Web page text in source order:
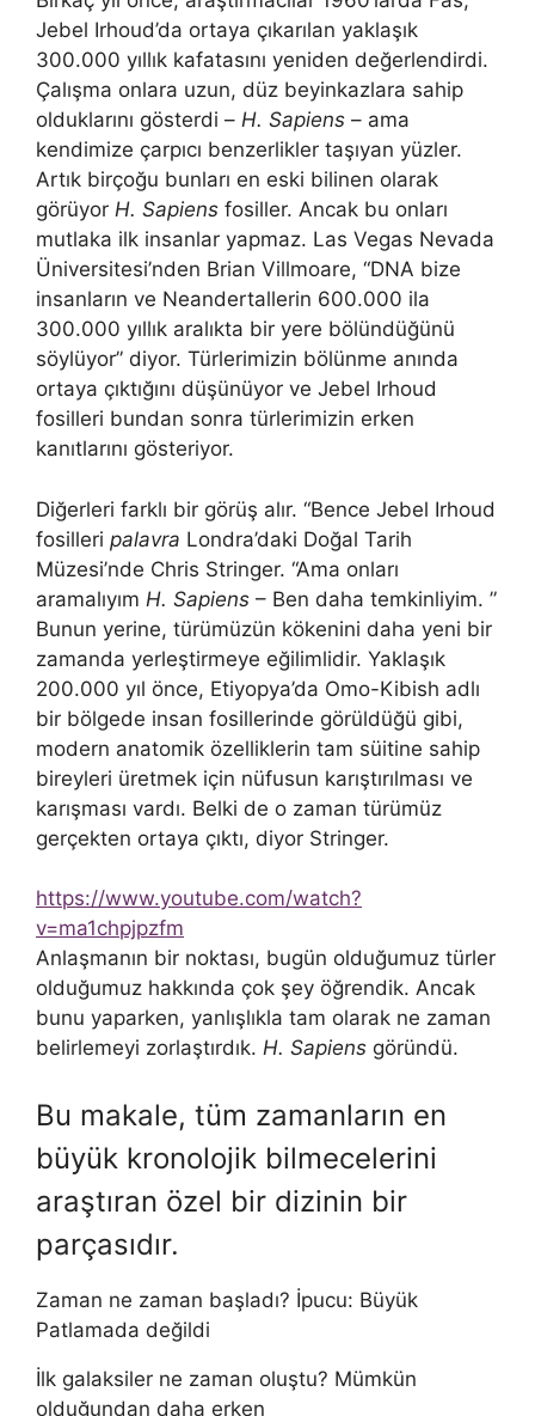
Jebel Irhoud’da ortaya çıkarılan yaklaşık
300.000 yıllık kafatasını yeniden değerlendirdi.
Çalışma onlara uzun, düz beyinkazlara sahip
olduklarını gösterdi – H. Sapiens – ama
kendimize çarpıcı benzerlikler taşıyan yüzler.
Artık birçoğu bunları en eski bilinen olarak
görüyor H. Sapiens fosiller. Ancak bu onları
mutlaka ilk insanlar yapmaz. Las Vegas Nevada
Üniversitesi’nden Brian Villmoare, “DNA bize
insanların ve Neandertallerin 600.000 ila
300.000 yıllık aralıkta bir yere bölündüğünü
söylüyor” diyor. Türlerimizin bölünme anında
ortaya çıktığını düşünüyor ve Jebel Irhoud
fosilleri bundan sonra türlerimizin erken
kanıtlarını gösteriyor.
Diğerleri farklı bir görüş alır. “Bence Jebel Irhoud
fosilleri palavra Londra’daki Doğal Tarih
Müzesi’nde Chris Stringer. “Ama onları
aramalıyım H. Sapiens – Ben daha temkinliyim. ”
Bunun yerine, türümüzün kökenini daha yeni bir
zamanda yerleştirmeye eğilimlidir. Yaklaşık
200.000 yıl önce, Etiyopya’da Omo-Kibish adlı
bir bölgede insan fosillerinde görüldüğü gibi,
modern anatomik özelliklerin tam süitine sahip
bireyleri üretmek için nüfusun karıştırılması ve
karışması vardı. Belki de o zaman türümüz
gerçekten ortaya çıktı, diyor Stringer.
https://www.youtube.com/watch?
v=ma1chpjpzfm
Anlaşmanın bir noktası, bugün olduğumuz türler
olduğumuz hakkında çok şey öğrendik. Ancak
bunu yaparken, yanlışlıkla tam olarak ne zaman
belirlemeyi zorlaştırdık. H. Sapiens göründü.
Bu makale, tüm zamanların en
büyük kronolojik bilmecelerini
araştıran özel bir dizinin bir
parçasıdır.
Zaman ne zaman başladı? İpucu: Büyük
Patlamada değildi
İlk galaksiler ne zaman oluştu? Mümkün
olduğundan daha erken